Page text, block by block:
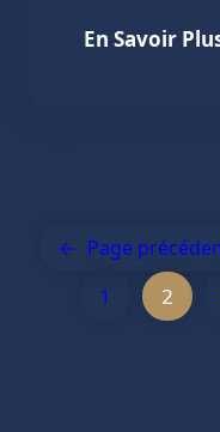
En Savoir
← Page
1 2